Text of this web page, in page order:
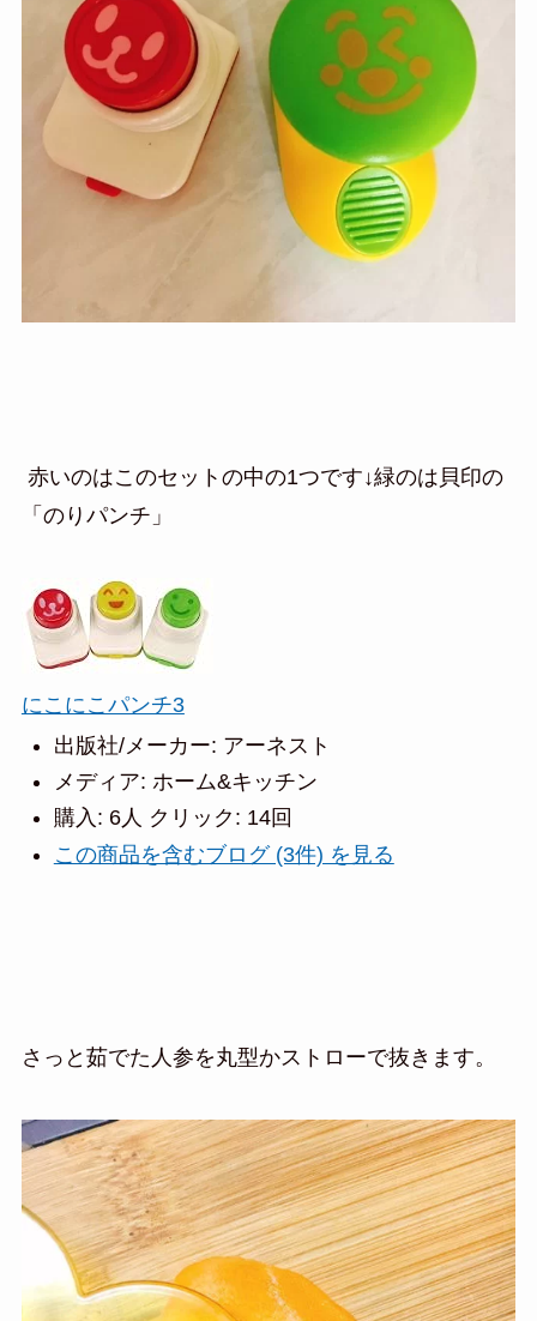
赤いのはこのセットの中の1つです↓緑のは貝印の
「のりパンチ」
にこにこパンチ3
出版社/メーカー: アーネスト
メディア: ホーム&キッチン
購入 : 6人 クリック : 14回
この商品を含むブログ (3件) を見る
さっと茹でた人参を丸型かストローで抜きます。